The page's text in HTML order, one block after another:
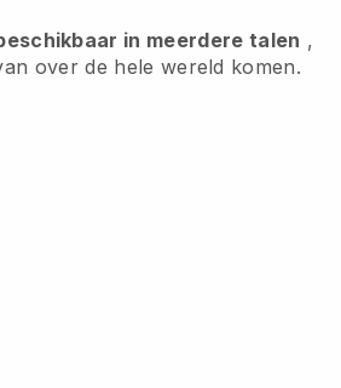
in meerdere talen ,
over de hele wereld komen.